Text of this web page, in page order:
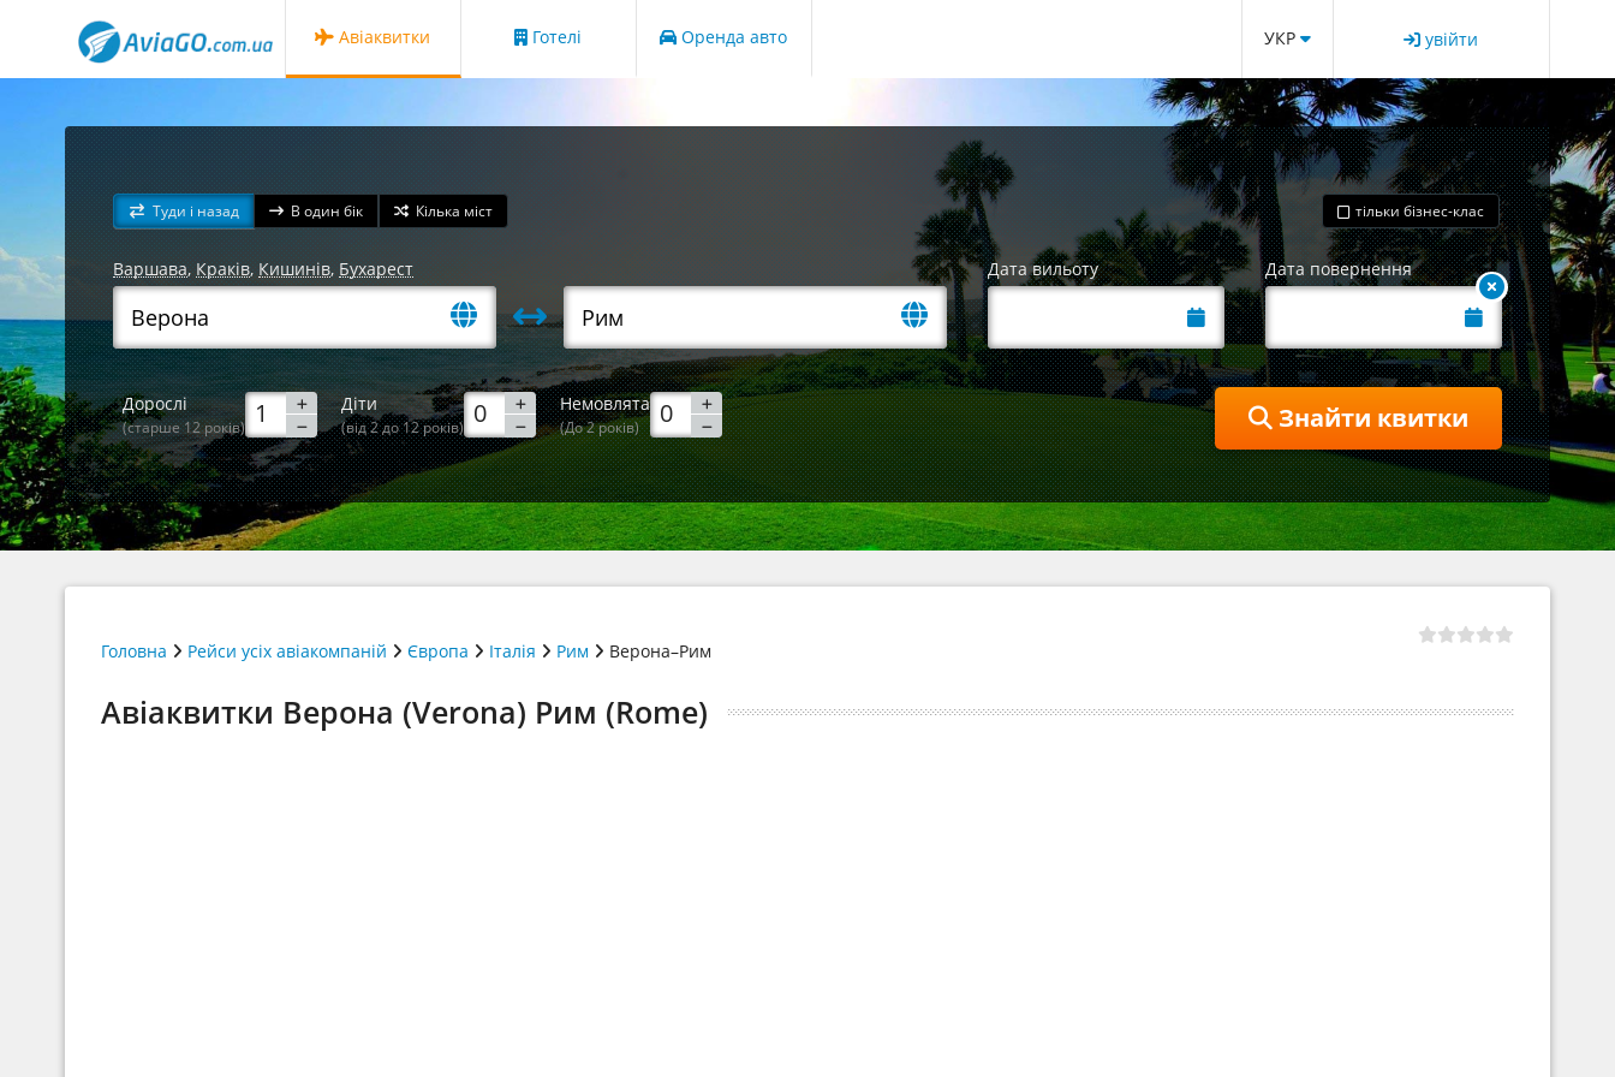
Авіаквитки Готелі Оренда авто УКР увійти
Туди і назад В один бік Кілька міст тільки бізнес-клас
Варшава,Краків, Кишинів, Бухарест Дата вильоту Дата повернення
Дорослі
(старше 12 років)
Діти
(від 2 до 12 років)
Немовлята
(До 2 років) Знайти квитки
Головна Рейси усіх авіакомпаній Європа Італія Рим Верона–Рим
Авіаквитки Верона (Verona) Рим (Rome)